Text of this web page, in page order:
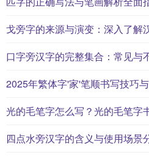
戈旁字的来源与演变：深入了解
口字旁汉字的完整集合：常见与
2025年繁体字'家'笔顺书写技巧
光的毛笔字怎么写？光的毛笔字
四点水旁汉字的含义与使用场景